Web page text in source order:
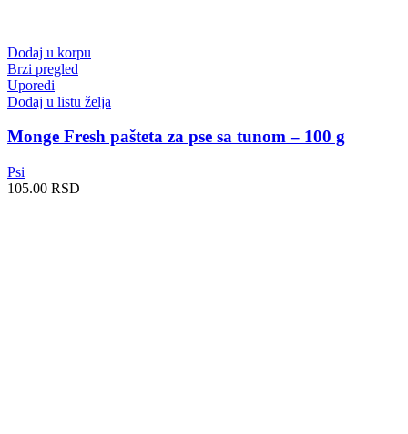
Dodaj u korpu
Brzi pregled
Uporedi
Dodaj u listu želja
Monge Fresh pašteta za pse sa tunom – 100 g
Psi
105.00 RSD